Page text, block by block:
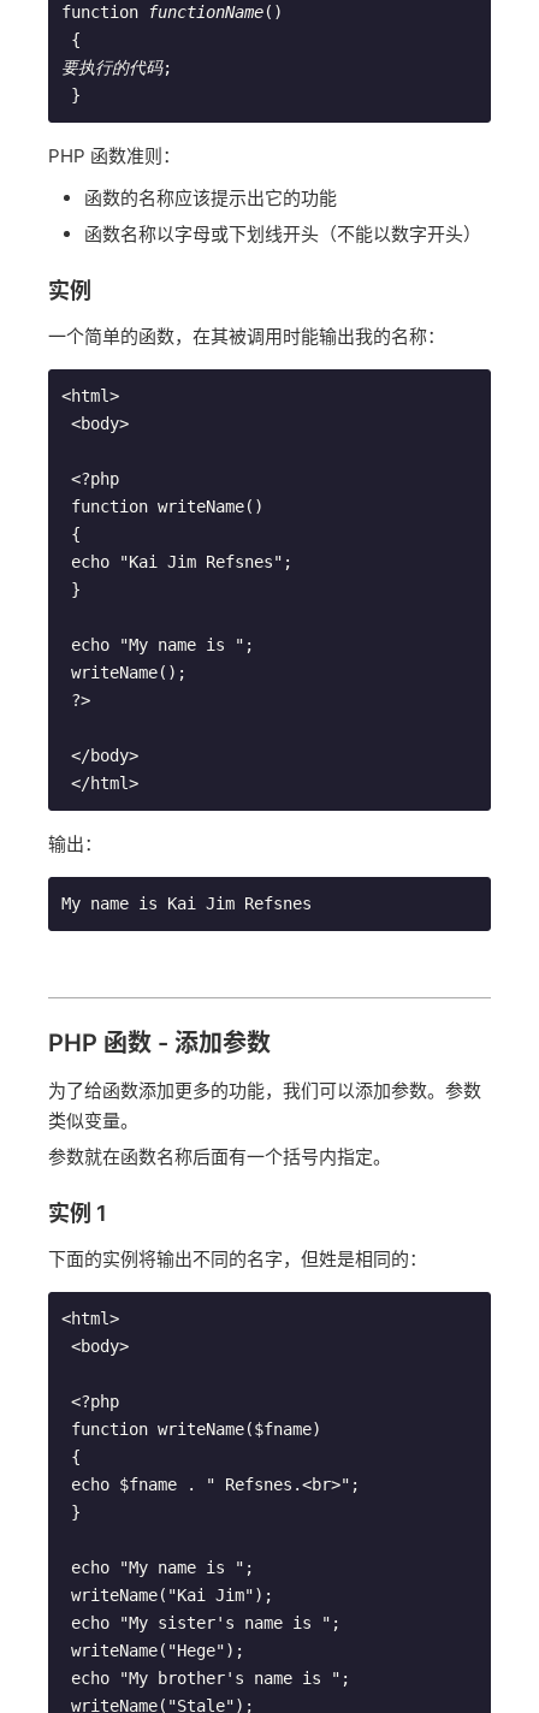
function functionName()
{
要执行的代码;
}
PHP 函数准则：
函数的名称应该提示出它的功能
函数名称以字母或下划线开头（不能以数字开头）
实例
一个简单的函数，在其被调用时能输出我的名称：
<html>
<body>
<?php
function writeName()
{
echo "Kai Jim Refsnes";
}
echo "My name is ";
writeName();
?>
</body>
</html>
输出：
My name is Kai Jim Refsnes
PHP 函数 - 添加参数
为了给函数添加更多的功能，我们可以添加参数。参数
类似变量。
参数就在函数名称后面有一个括号内指定。
实例 1
下面的实例将输出不同的名字，但姓是相同的：
<html>
<body>
<?php
function writeName($fname)
{
echo $fname . " Refsnes.<br>";
}
echo "My name is ";
writeName("Kai Jim");
echo "My sister's name is ";
writeName("Hege");
echo "My brother's name is ";
writeName("Stale");